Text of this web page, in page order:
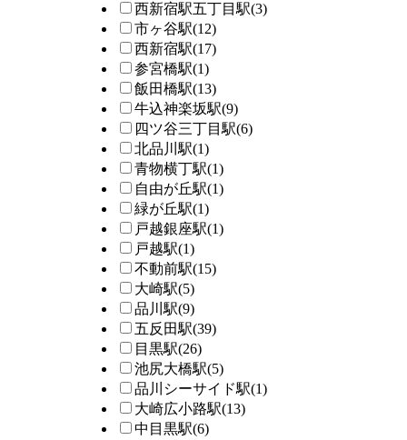
西新宿駅五丁目駅(3)
市ヶ谷駅(12)
西新宿駅(17)
参宮橋駅(1)
飯田橋駅(13)
牛込神楽坂駅(9)
四ツ谷三丁目駅(6)
北品川駅(1)
青物横丁駅(1)
自由が丘駅(1)
緑が丘駅(1)
戸越銀座駅(1)
戸越駅(1)
不動前駅(15)
大崎駅(5)
品川駅(9)
五反田駅(39)
目黒駅(26)
池尻大橋駅(5)
品川シーサイド駅(1)
大崎広小路駅(13)
中目黒駅(6)